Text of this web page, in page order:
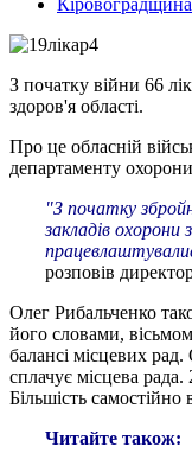
З початку війни 66
здоров'я області.
Про це обласній
департаменту
"З початку
закладів охорони
розповів
Олег Рибальченко
його словами,
балансі місцевих
сплачує місцева
Більшість
Читайте також: